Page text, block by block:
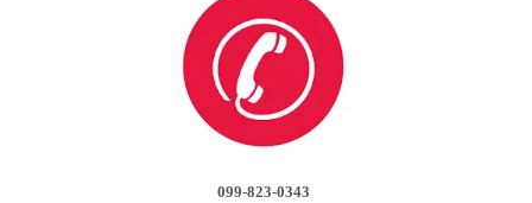
099-823-0343